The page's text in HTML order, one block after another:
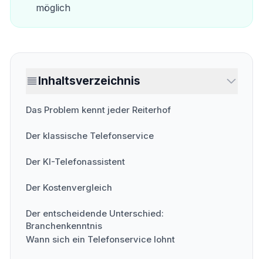
möglich
Inhaltsverzeichnis
Das Problem kennt jeder Reiterhof
Der klassische Telefonservice
Der KI-Telefonassistent
Der Kostenvergleich
Der entscheidende Unterschied:
Branchenkenntnis
Wann sich ein Telefonservice lohnt